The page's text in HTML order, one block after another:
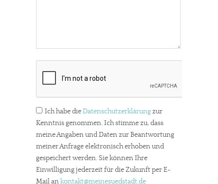
Ich habe dieDatenschutzerklärungzur
Kenntnis genommen. Ich stimme zu, dass
meine Angaben und Daten zur Beantwortung
meiner Anfrage elektronisch erhoben und
gespeichert werden. Sie können Ihre
Einwilligung jederzeit für die Zukunft per E-
Mail ankontakt@meinesuedstadt.de